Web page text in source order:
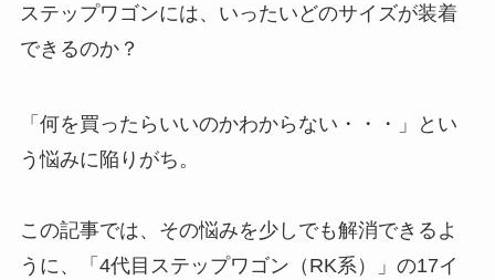
ステップワゴンには、いったいどのサイズが装着
できるのか？
「何を買ったらいいのかわからない・・・」とい
う悩みに陥りがち。
この記事では、その悩みを少しでも解消できるよ
うに、「4代目ステップワゴン（RK系）」の17イ